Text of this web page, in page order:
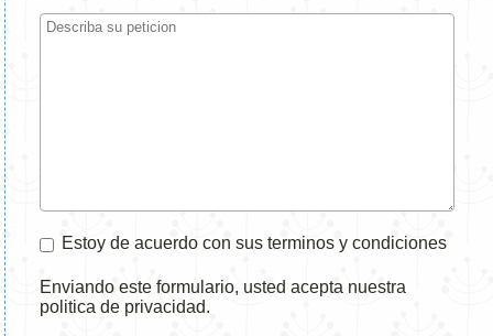
Estoy de acuerdo con sus terminos y condiciones
Enviando este formulario, usted acepta nuestra
politica de privacidad.